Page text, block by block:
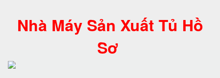
Nhà Máy Sản Xuất Tủ Hồ
Sơ